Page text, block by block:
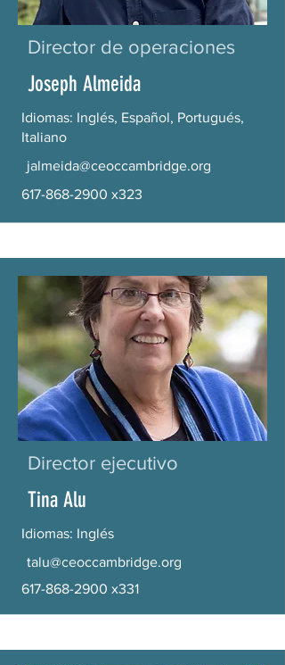
Director de operaciones
Joseph Almeida
Idiomas: Inglés, Español, Portugués,
Italiano
jalmeida@ceoccambridge.org
617-868-2900 x323
Director ejecutivo
Tina Alu
Idiomas: Inglés
talu@ceoccambridge.org
617-868-2900 x331